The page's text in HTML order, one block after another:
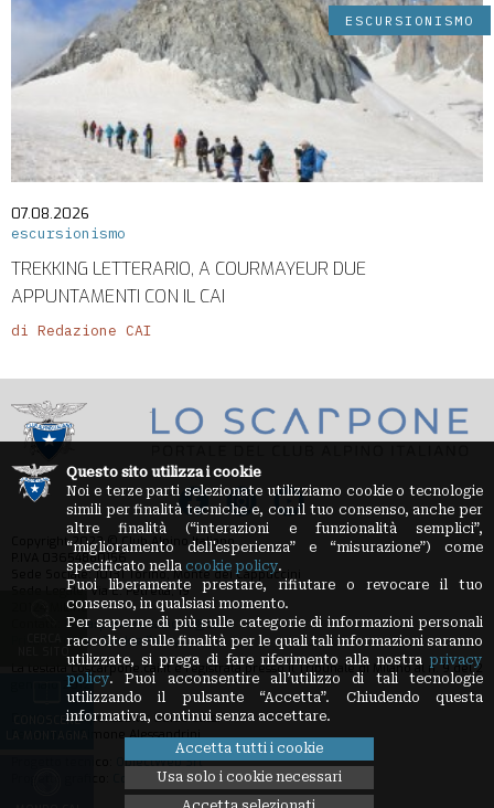
ESCURSIONISMO
07.08.2026
escursionismo
TREKKING LETTERARIO, A COURMAYEUR DUE
APPUNTAMENTI CON IL CAI
di Redazione CAI
Copyright 2023 © Club Alpino Italiano
P.IVA 03654880156
Sede Sociale: 10131 Torino, Monte dei Cappuccini
Sede Legale: Via E. Petrella, 19
20124 Milano
loscarpone.redazione@cai.it
Privacy Policy-Cookie Policy
La testata Loscarpone.cai.it è registrata presso il Tribunale di Milano al n. 9 del 2
gennaio 2012
Direttore Responsabile: Guido Sassi
Redazione: Simone Alessandrini
ObjectWeb Srl
Condivisa Srl
CONOSCERE
Questo sito utilizza i cookie
Noi e terze parti selezionate utilizziamo cookie o tecnologie
simili per finalità tecniche e, con il tuo consenso, anche per
altre finalità (“interazioni e funzionalità semplici”,
“miglioramento dell'esperienza” e “misurazione”) come
specificato nella cookie policy.
Puoi liberamente prestare, rifiutare o revocare il tuo
consenso, in qualsiasi momento.
Per saperne di più sulle categorie di informazioni personali
raccolte e sulle finalità per le quali tali informazioni saranno
utilizzate, si prega di fare riferimento alla nostra privacy
policy. Puoi acconsentire all’utilizzo di tali tecnologie
utilizzando il pulsante “Accetta”. Chiudendo questa
informativa, continui senza accettare.
Accetta tutti i cookie
Usa solo i cookie necessari